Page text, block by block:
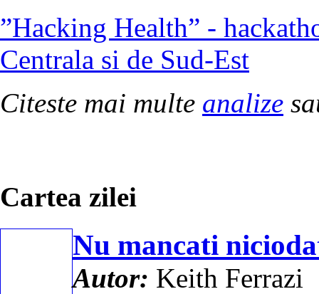
”Hacking Health” -
Centrala si de Sud-Est
Citeste mai multe analize
Cartea zilei
Nu mancati
Autor: Keith Ferrazi